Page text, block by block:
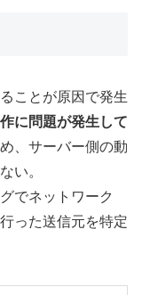
ことが原因で発生
に問題が発生して
、サーバー側の動
い。
でネットワーク
った送信元を特定